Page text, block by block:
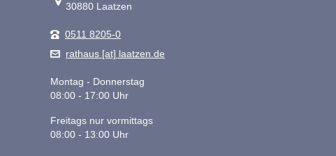
30880 Laatzen
0511 8205-0
rathaus [at] laatzen.de
Montag - Donnerstag
08:00 - 17:00 Uhr
Freitags nur vormittags
08:00 - 13:00 Uhr